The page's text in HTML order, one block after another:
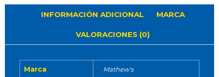
INFORMACIÓN ADICIONAL MARCA
VALORACIONES (0)
Marca Mathew's